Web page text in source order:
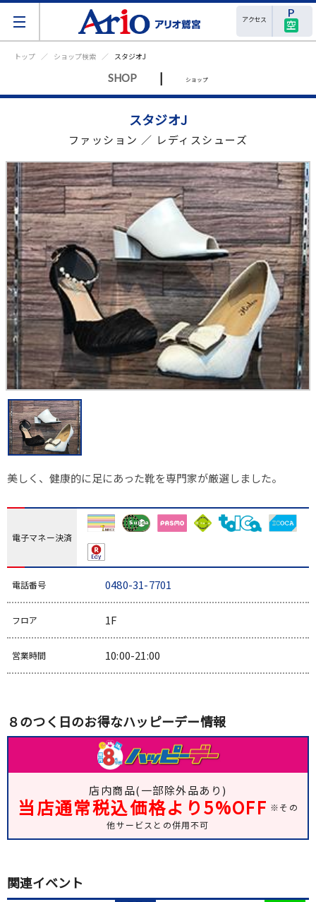
アクセス 空
トップ ショップ検索 スタジオJ
SHOP | ショップ
スタジオJ
ファッション ／ レディスシューズ
美しく、健康的に足にあった靴を専門家が厳選しました。
電子マネー決済
電話番号 0480-31-7701
フロア 1F
営業時間 10:00-21:00
８のつく日のお得なハッピーデー情報
店内商品(一部除外品あり)
当店通常税込価格より5%OFF ※その
他サービスとの併用不可
関連イベント